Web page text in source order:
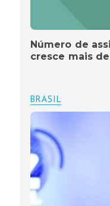
Número de
cresce mais de
BRASIL